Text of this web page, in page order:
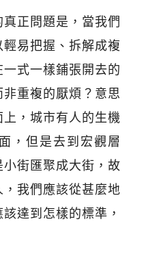
正問題是，當我們
易把握、拆解成複
式一樣鋪張開去的
重複的厭煩？意思
，城市有人的生機
，但是去到宏觀層
街匯聚成大街，故
我們應該從甚麼地
達到怎樣的標準，